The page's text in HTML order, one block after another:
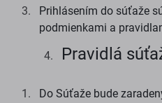
Prihlásením do súťaže
podmienkami a
Pravidlá
Do Súťaže bude